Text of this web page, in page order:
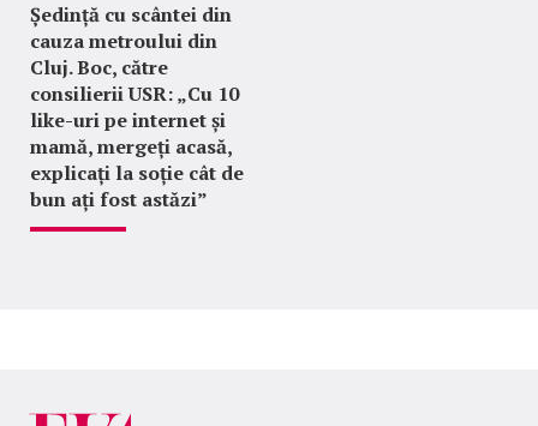
Ședință cu scântei din
cauza metroului din
Cluj. Boc, către
consilierii USR: „Cu 10
like-uri pe internet și
mamă, mergeți acasă,
explicați la soție cât de
bun ați fost astăzi”